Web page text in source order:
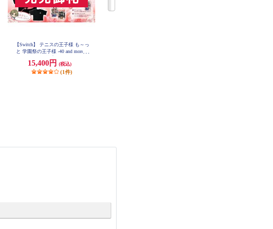
【Switch】 テニスの王子様 も～っ
と 学園祭の王子様 -40 and more...
らいエディション
15,400円 (税込)
(1件)